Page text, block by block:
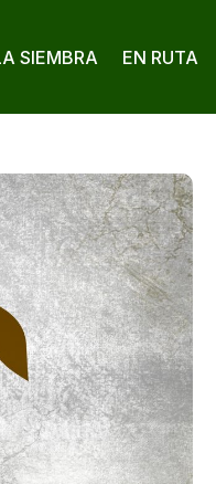
SIEMBRA EN RUTA